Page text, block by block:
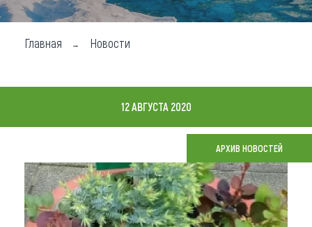
Чем заняться
Где остановиться
Что привезти (сувениры)
О регионе
Главная Новости
12 АВГУСТА 2020
АРХИВ НОВОСТЕЙ